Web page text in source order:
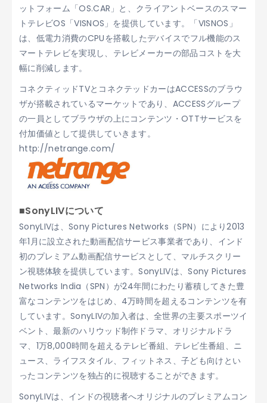
ットフォーム「OS.CAR」と、クライアントベースのスマー
トテレビOS「VISNOS」を提供しています。「VISNOS」
は、低電力消費のCPUを搭載したデバイスでフル機能のス
マートテレビを実現し、テレビメーカーの部品コストを大
幅に削減します。
コネクティッドTVとコネクテッドカーはACCESSのブラウ
ザが搭載されているマーケットであり、ACCESSグループ
の一員としてブラウザの上にコンテンツ・OTTサービスを
付加価値として提供していきます。
http://netrange.com/
■SonyLIVについて
SonyLIVは、Sony Pictures Networks（SPN）により2013
年1月に設立された動画配信サービス事業者であり、インド
初のプレミアム動画配信サービスとして、マルチスクリー
ン視聴体験を提供しています。SonyLIVは、Sony Pictures
Networks India（SPN）が24年間にわたり蓄積してきた豊
富なコンテンツをはじめ、4万時間を超えるコンテンツを有
しています。SonyLIVの加入者は、全世界の主要スポーツイ
ベント、最新のハリウッド制作ドラマ、オリジナルドラ
マ、1万8,000時間を超えるテレビ番組、テレビ生番組、ニ
ュース、ライフスタイル、フィットネス、子ども向けとい
ったコンテンツを独占的に視聴することができます。
SonyLIVは、インドの視聴者へオリジナルのプレミアムコン